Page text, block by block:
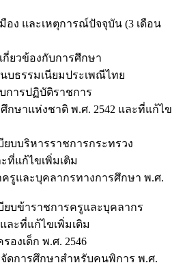
อง และเหตุการณ์ปัจจุบัน (3 เดือน
กี่ยวข้องกับการศึกษา
บธรรมเนียมประเพณีไทย
การปฏิบัติราชการ
กษาแห่งชาติ พ.ศ. 2542 และที่แก้ไข
บบริหารราชการกระทรวง
ที่แก้ไขเพิ่มเติม
รูและบุคลากรทางการศึกษา พ.ศ.
ยบข้าราชการครูและบุคลากร
ละที่แก้ไขเพิ่มเติม
งเด็ก พ.ศ. 2546
ดการศึกษาสำหรับคนพิการ พ.ศ.